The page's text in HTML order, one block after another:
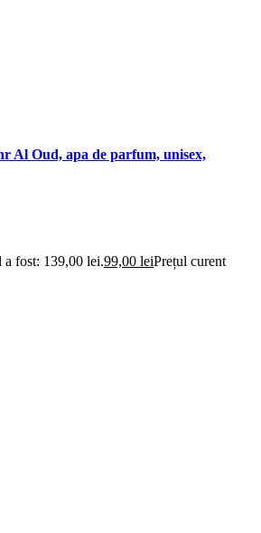
Al Oud, apa de parfum, unisex,
a fost: 139,00 lei.99,00 leiPrețul curent